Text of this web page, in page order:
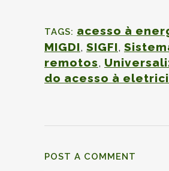
TAGS: acesso à
MIGDI, SIGFI,
remotos,
do acesso à
POST A COMMENT